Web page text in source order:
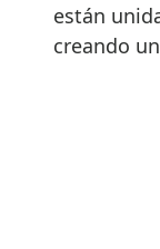
están
creando